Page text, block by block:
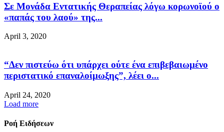
Σε Μονάδα Εντατικής Θεραπείας λόγω κορωνοϊού ο
«παπάς του λαού» της...
April 3, 2020
“Δεν πιστεύω ότι υπάρχει ούτε ένα επιβεβαιωμένο
περιστατικό επαναλοίμωξης”, λέει ο...
April 24, 2020
Load more
Ροή Ειδήσεων